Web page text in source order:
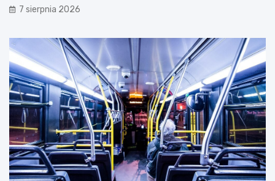
7 sierpnia 2026